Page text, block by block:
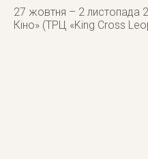
27 жовтня – 2 листопада
Кіно» (ТРЦ «King Cross